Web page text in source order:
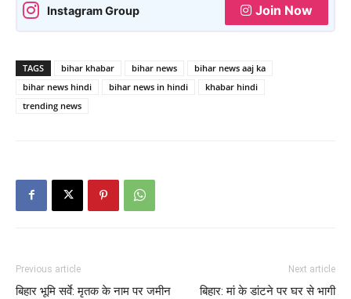
Instagram Group Join Now
TAGS bihar khabar bihar news
bihar news aaj ka
bihar news hindi
bihar news in hindi
khabar hindi
trending news
Previous article
बिहार भूमि सर्वे: मृतक के नाम पर जमीन
Next article
बिहार: मां के डांटने पर घर से भागी